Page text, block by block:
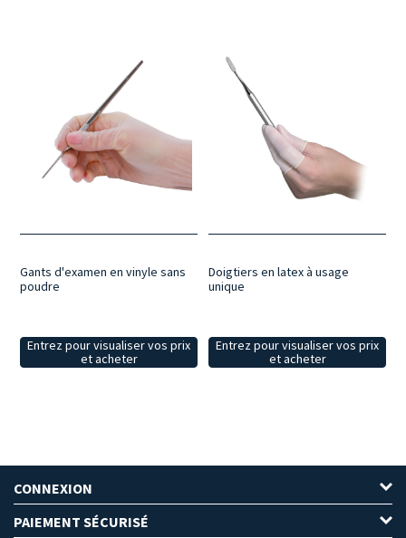
Gants d'examen en vinyle sans
poudre
Entrez pour visualiser vos prix
et acheter
Doigtiers en latex à usage
unique
Entrez pour visualiser vos prix
et acheter
CONNEXION
PAIEMENT SÉCURISÉ